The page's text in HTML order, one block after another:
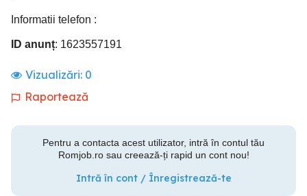
Informatii telefon :
ID anunț: 1623557191
Vizualizări: 0
Raportează
Pentru a contacta acest utilizator, intră în contul tău
Romjob.ro sau creează-ți rapid un cont nou!
Intră în cont / Înregistrează-te